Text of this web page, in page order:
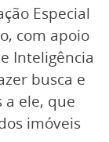
Especial
com apoio
Inteligência
busca e
a ele, que
imóveis